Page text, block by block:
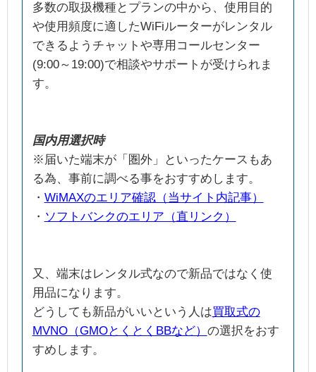
多数の取扱機種とプランの中から、使用目的
や使用頻度に適したWiFiルーターがレンタル
できるようチャットや専用コールセンター
(9:00～19:00)で相談やサポートが受けられま
す。
国内用選択時
※届いた端末が「圏外」といったケースもあ
る為、事前に調べる事をおすすめします。
・ WiMAXのエリア確認（当サイト内記事）
・ ソフトバンクのエリア（直リンク）
又、端末はレンタル式なので新品ではなく使
用品になります。
どうしても新品がいいという人は買取式の
MVNO（GMOとくとくBBなど） の選択をおす
すめします。